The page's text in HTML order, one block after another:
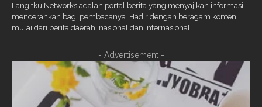
Langitku Networks adalah portal berita yang menyajikan informasi
mencerahkan bagi pembacanya. Hadir dengan beragam konten,
mulai dari berita daerah, nasional dan internasional.
- Advertisement -